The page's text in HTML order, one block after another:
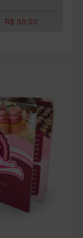
R$ 30,00